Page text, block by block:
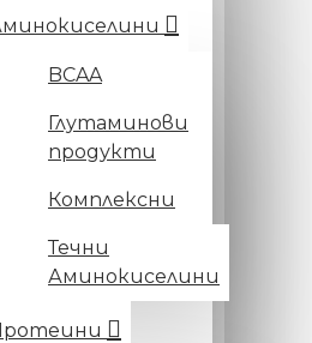
BCAA
Глутаминови
продукти
Комплексни
Течни
Аминокиселини